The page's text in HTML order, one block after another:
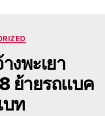
งพะเยา
ย้ายรถแบค
บท